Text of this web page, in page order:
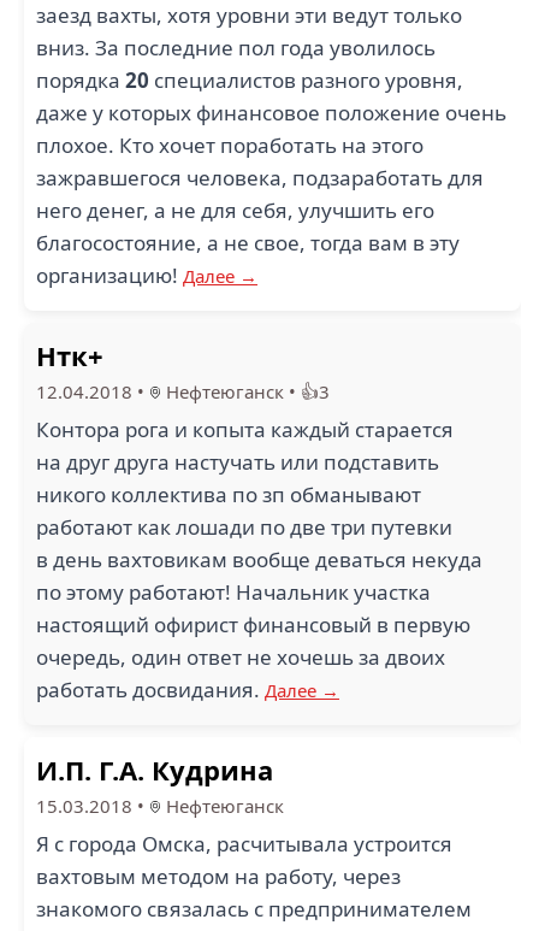
заезд вахты, хотя уровни эти ведут только
вниз. За последние пол года уволилось
порядка 20 специалистов разного уровня,
даже у которых финансовое положение очень
плохое. Кто хочет поработать на этого
зажравшегося человека, подзаработать для
него денег, а не для себя, улучшить его
благосостояние, а не свое, тогда вам в эту
организацию! Далее →
Нтк+
12.04.2018 • Нефтеюганск • 👍3
Контора рога и копыта каждый старается
на друг друга настучать или подставить
никого коллектива по зп обманывают
работают как лошади по две три путевки
в день вахтовикам вообще деваться некуда
по этому работают! Начальник участка
настоящий офирист финансовый в первую
очередь, один ответ не хочешь за двоих
работать досвидания. Далее →
И.П. Г.А. Кудрина
15.03.2018 • Нефтеюганск
Я с города Омска, расчитывала устроится
вахтовым методом на работу, через
знакомого связалась с предпринимателем